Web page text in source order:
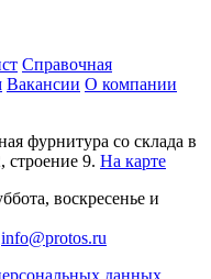
Справочная
Вакансии О компании
фурнитура со склада в
строение 9. На карте
воскресенье и
info@protos.ru
данных